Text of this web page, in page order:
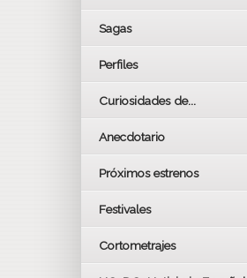
Sagas
Perfiles
Curiosidades de...
Anecdotario
Próximos estrenos
Festivales
LOS OSCARS
Cortometrajes